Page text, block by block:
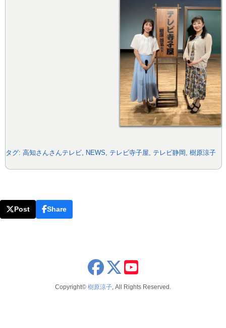
タグ: 高知さんさんテレビ NEWS テレビ寺子屋 テレビ静岡 樹原涼子
Post Share
x
Copyright© 樹原涼子 , All Rights Reserved.